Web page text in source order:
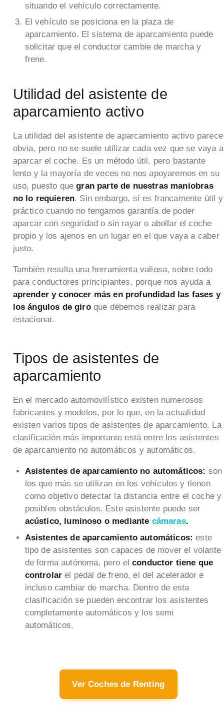
situando el vehículo correctamente.
El vehículo se posiciona en la plaza de
aparcamiento. El sistema de aparcamiento puede
solicitar que el conductor cambie de marcha y
frene.
Utilidad del asistente de
aparcamiento activo
La utilidad del asistente de aparcamiento activo parece
obvia, pero no se suele utilizar cada vez que se vaya a
aparcar el coche. Es un método útil, pero bastante
lento y la mayoría de veces no nos apoyaremos en su
uso, puesto quegran parte de nuestras maniobras
no lo requieren. Sin embargo, sí es francamente útil y
práctico cuando no tengamos garantía de poder
aparcar con seguridad o sin rayar o abollar el coche
propio y los ajenos en un lugar en el que vaya a caber
justo.
También resulta una herramienta valiosa, sobre todo
para conductores principiantes, porque nos ayuda a
aprender y conocer más en profundidad las fases y
los ángulos de giroque debemos realizar para
estacionar.
Tipos de asistentes de
aparcamiento
En el mercado automovilístico existen numerosos
fabricantes y modelos, por lo que, en la actualidad
existen varios tipos de asistentes de aparcamiento. La
clasificación más importante está entre los asistentes
de aparcamiento no automáticos y automáticos.
Asistentes de aparcamiento no automáticos: son
los que más se utilizan en los vehículos y tienen
como objetivo detectar la distancia entre el coche y
posibles obstáculos. Este asistente puede ser
acústico, luminoso o mediante cámaras.
Asistentes de aparcamiento automáticos:este
tipo de asistentes son capaces de mover el volante
de forma autónoma, pero elconductor tiene que
controlar el pedal de freno, el del acelerador e
incluso cambiar de marcha. Dentro de esta
clasificación se pueden encontrar los asistentes
completamente automáticos y los semi
automáticos.
Ver Coches de Renting